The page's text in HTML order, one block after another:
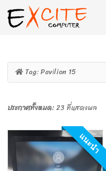
Tag:Pavilion 15
ประกาศทั้งหมด:23 ที่แสดงผล
แนะนำ